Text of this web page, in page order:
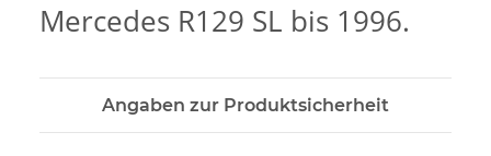
Mercedes R129 SL bis 1996.
Angaben zur Produktsicherheit